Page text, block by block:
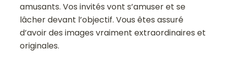
amusants. Vos invités vont s’amuser et se
lâcher devant l’objectif. Vous êtes assuré
d’avoir des images vraiment extraordinaires et
originales.